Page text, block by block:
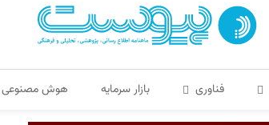
فناوری بازار سرمایه هوش مصنوعی